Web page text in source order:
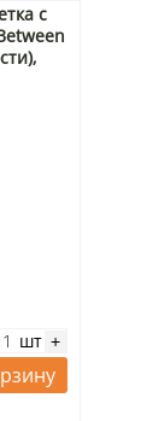
с
шт +